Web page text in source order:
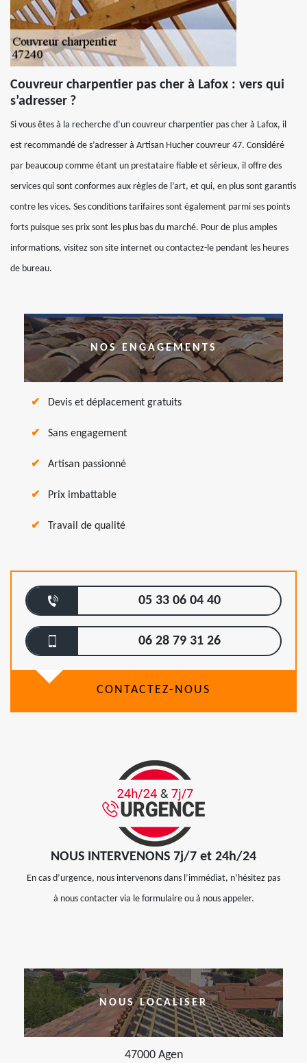
Couvreur charpentier pas cher à Lafox : vers qui
s’adresser ?
Si vous êtes à la recherche d’un couvreur charpentier pas cher à Lafox, il
est recommandé de s’adresser à Artisan Hucher couvreur 47. Considéré
par beaucoup comme étant un prestataire fiable et sérieux, il offre des
services qui sont conformes aux règles de l’art, et qui, en plus sont garantis
contre les vices. Ses conditions tarifaires sont également parmi ses points
forts puisque ses prix sont les plus bas du marché. Pour de plus amples
informations, visitez son site internet ou contactez-le pendant les heures
de bureau.
NOS ENGAGEMENTS
Devis et déplacement gratuits
Sans engagement
Artisan passionné
Prix imbattable
Travail de qualité
05 33 06 04 40
06 28 79 31 26
CONTACTEZ-NOUS
NOUS INTERVENONS 7j/7 et 24h/24
En cas d’urgence, nous intervenons dans l’immédiat, n’hésitez pas
à nous contacter via le formulaire ou à nous appeler.
NOUS LOCALISER
47000 Agen